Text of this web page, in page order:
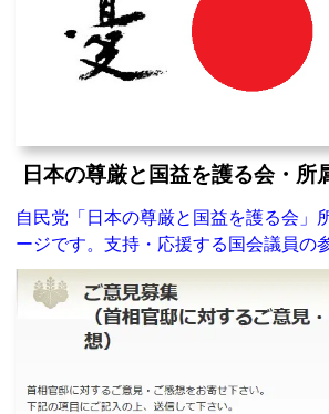
日本の尊厳と国益を護る会・所
自民党「日本の尊厳と国益を護る会」
ージです。支持・応援する国会議員の